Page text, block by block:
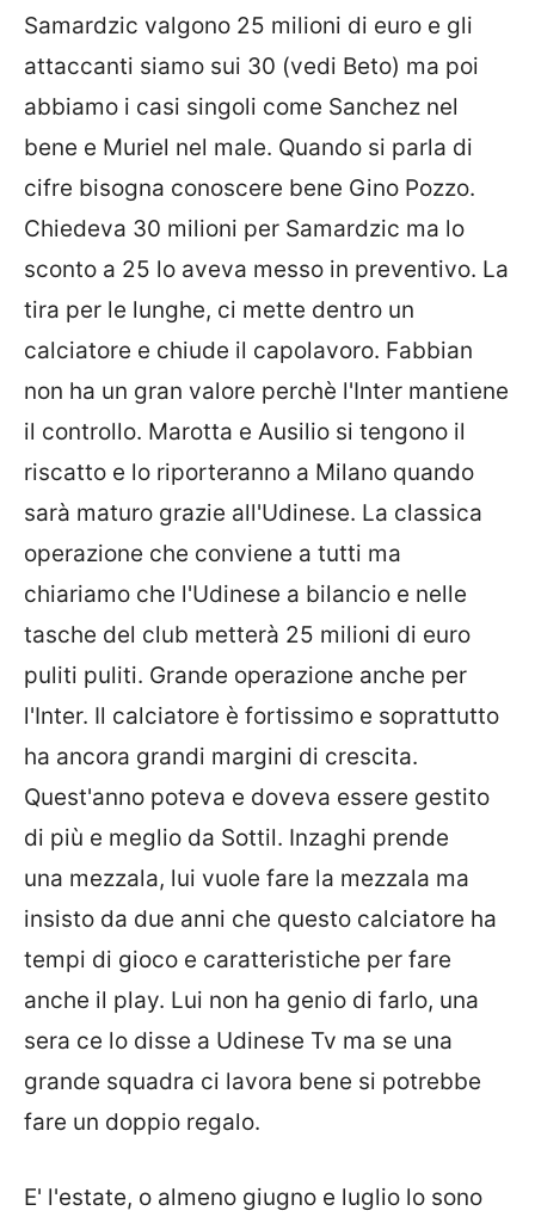
Samardzic valgono 25 milioni di euro e gli
attaccanti siamo sui 30 (vedi Beto) ma poi
abbiamo i casi singoli come Sanchez nel
bene e Muriel nel male. Quando si parla di
cifre bisogna conoscere bene Gino Pozzo.
Chiedeva 30 milioni per Samardzic ma lo
sconto a 25 lo aveva messo in preventivo. La
tira per le lunghe, ci mette dentro un
calciatore e chiude il capolavoro. Fabbian
non ha un gran valore perchè l'Inter mantiene
il controllo. Marotta e Ausilio si tengono il
riscatto e lo riporteranno a Milano quando
sarà maturo grazie all'Udinese. La classica
operazione che conviene a tutti ma
chiariamo che l'Udinese a bilancio e nelle
tasche del club metterà 25 milioni di euro
puliti puliti. Grande operazione anche per
l'Inter. Il calciatore è fortissimo e soprattutto
ha ancora grandi margini di crescita.
Quest'anno poteva e doveva essere gestito
di più e meglio da Sottil. Inzaghi prende
una mezzala, lui vuole fare la mezzala ma
insisto da due anni che questo calciatore ha
tempi di gioco e caratteristiche per fare
anche il play. Lui non ha genio di farlo, una
sera ce lo disse a Udinese Tv ma se una
grande squadra ci lavora bene si potrebbe
fare un doppio regalo.
E' l'estate, o almeno giugno e luglio lo sono